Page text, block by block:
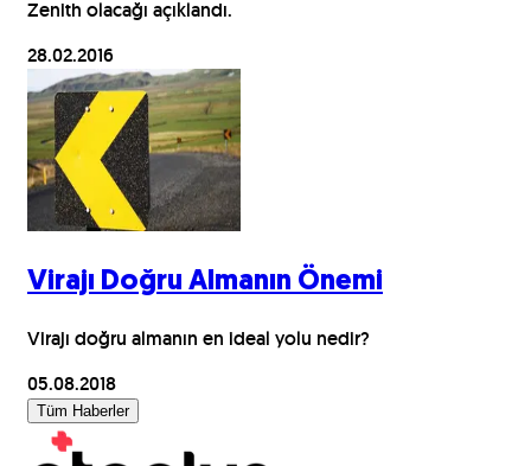
Zenith olacağı açıklandı.
28.02.2016
Virajı Doğru Almanın Önemi
Virajı doğru almanın en ideal yolu nedir?
05.08.2018
Tüm Haberler